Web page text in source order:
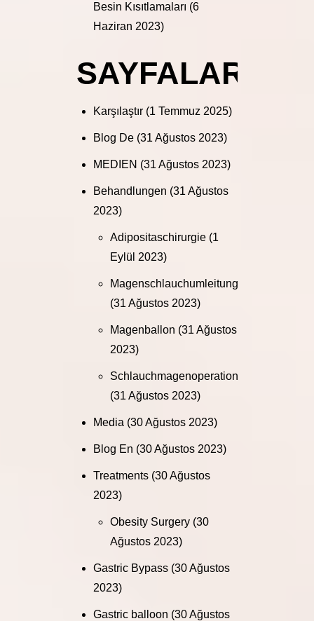
Besin Kısıtlamaları (6
Haziran 2023)
SAYFALAR
Karşılaştır (1 Temmuz 2025)
Blog De (31 Ağustos 2023)
MEDIEN (31 Ağustos 2023)
Behandlungen (31 Ağustos
2023)
Adipositaschirurgie (1
Eylül 2023)
Magenschlauchumleitung
(31 Ağustos 2023)
Magenballon (31 Ağustos
2023)
Schlauchmagenoperation
(31 Ağustos 2023)
Media (30 Ağustos 2023)
Blog En (30 Ağustos 2023)
Treatments (30 Ağustos
2023)
Obesity Surgery (30
Ağustos 2023)
Gastric Bypass (30 Ağustos
2023)
Gastric balloon (30 Ağustos